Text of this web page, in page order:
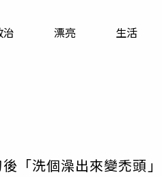
運勢
治 漂亮 生活
後「洗個澡出來變禿頭